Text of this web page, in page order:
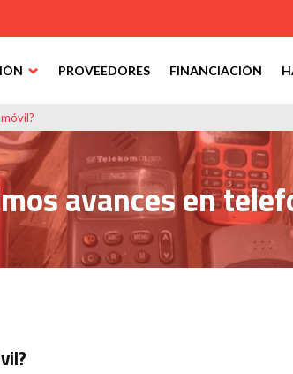
PROVEEDORES FINANCIACIÓN
avances en